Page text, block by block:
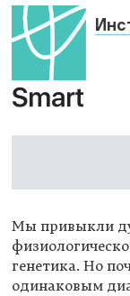
Мы привыкли
генетика. Но
одинаковым